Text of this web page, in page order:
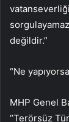
değildir.”
“Ne
MHP Genel
“Terörsüz